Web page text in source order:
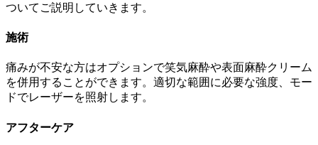
ついてご説明していきます。
施術
痛みが不安な方はオプションで笑気麻酔や表面麻酔クリーム
を併用することができます。適切な範囲に必要な強度、モー
ドでレーザーを照射します。
アフターケア